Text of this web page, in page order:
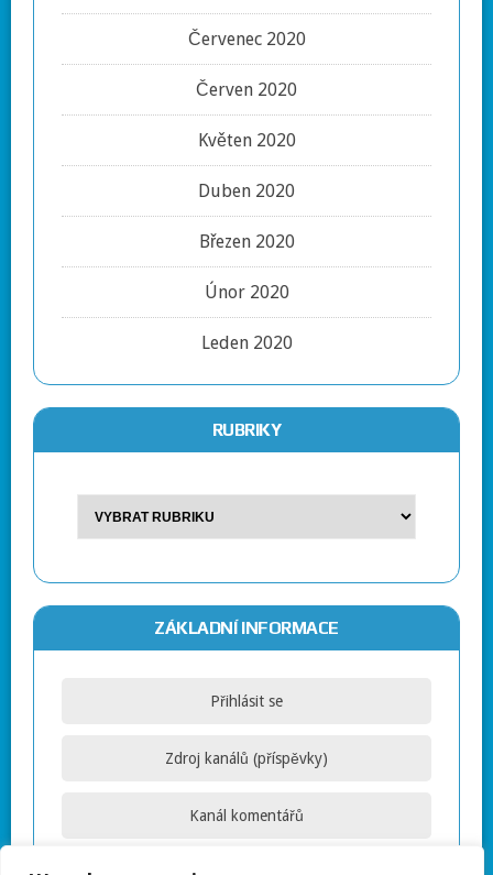
Červenec 2020
Červen 2020
Květen 2020
Duben 2020
Březen 2020
Únor 2020
Leden 2020
RUBRIKY
ZÁKLADNÍ INFORMACE
Přihlásit se
Zdroj kanálů (příspěvky)
Kanál komentářů